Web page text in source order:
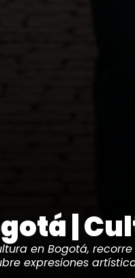
|
en Bogotá, recorre
expresiones